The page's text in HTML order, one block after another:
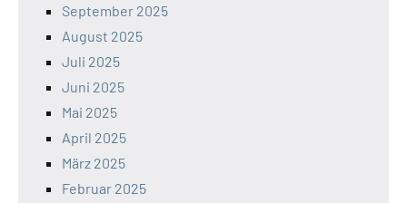
September 2025
August 2025
Juli 2025
Juni 2025
Mai 2025
April 2025
März 2025
Februar 2025